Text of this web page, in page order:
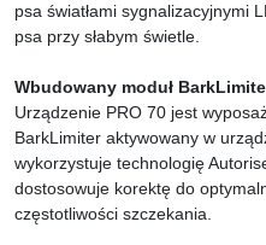
psa światłami sygnalizacyjnymi
psa przy słabym świetle.
Wbudowany moduł
Urządzenie PRO 70 jest
BarkLimiter aktywowany w
wykorzystuje technologię
dostosowuje korektę do
częstotliwości szczekania.